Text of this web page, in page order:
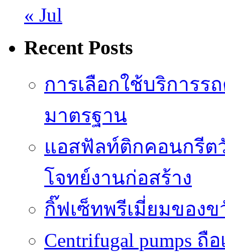
« Jul
Recent Posts
การเลือกใช้บริการ
มาตรฐาน
แอสฟัลท์ติกคอนกรี
โจทย์งานก่อสร้าง
กิ๊ฟเซ็ทพรีเมี่ยมของ
Centrifugal pumps